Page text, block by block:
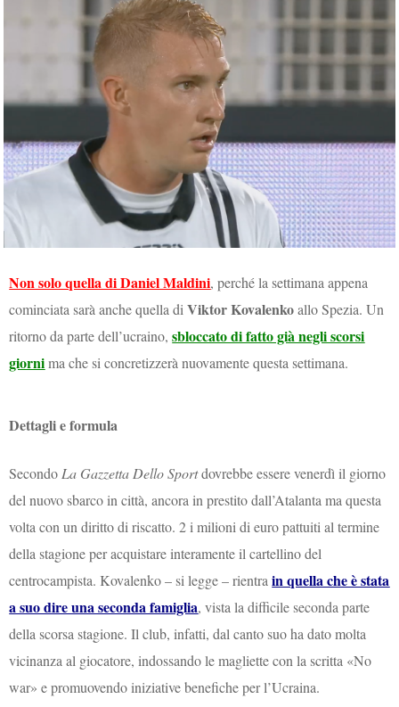
Non solo quella di Daniel Maldini, perché la settimana appena
cominciata sarà anche quella diViktor Kovalenkoallo Spezia. Un
ritorno da parte dell’ucraino,sbloccato di fatto già negli scorsi
giornima che si concretizzerà nuovamente questa settimana.
Dettagli e formula
Secondo La Gazzetta Dello Sportdovrebbe essere venerdì il giorno
del nuovo sbarco in città, ancora in prestito dall’Atalanta ma questa
volta con un diritto di riscatto. 2 i milioni di euro pattuiti al termine
della stagione per acquistare interamente il cartellino del
centrocampista. Kovalenko – si legge – rientrain quella che è stata
a suo dire una seconda famiglia, vista la difficile seconda parte
della scorsa stagione. Il club, infatti, dal canto suo ha dato molta
vicinanza al giocatore, indossando le magliette con la scritta «No
war» e promuovendo iniziative benefiche per l’Ucraina.